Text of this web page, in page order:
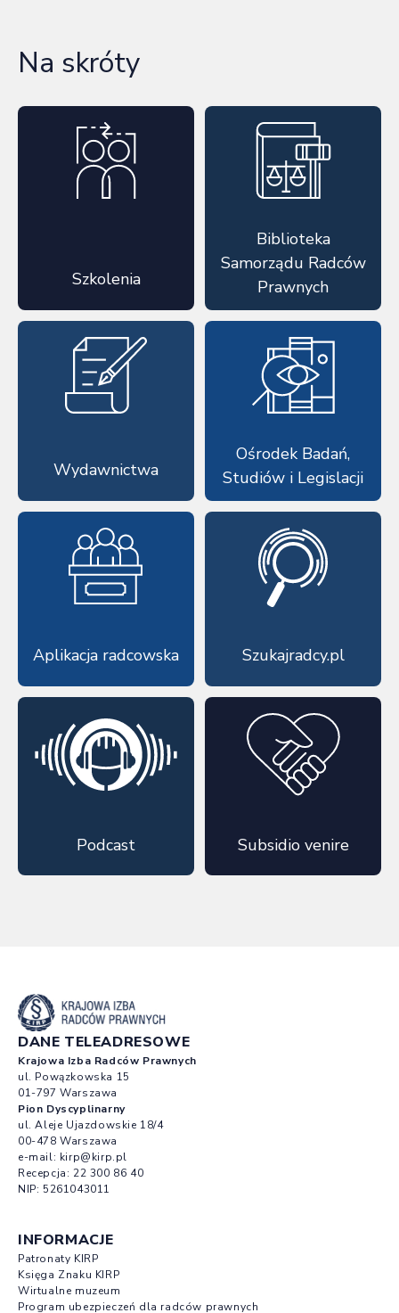
Na skróty
Szkolenia
Biblioteka
Samorządu Radców
Prawnych
Wydawnictwa
Ośrodek Badań,
Studiów i Legislacji
Aplikacja radcowska Szukajradcy.pl
Podcast Subsidio venire
DANE TELEADRESOWE
Krajowa Izba Radców Prawnych
ul. Powązkowska 15
01-797 Warszawa
Pion Dyscyplinarny
ul. Aleje Ujazdowskie 18/4
00-478 Warszawa
e-mail: kirp@kirp.pl
Recepcja: 22 300 86 40
NIP: 5261043011
INFORMACJE
Patronaty KIRP
Księga Znaku KIRP
Wirtualne muzeum
Program ubezpieczeń dla radców prawnych